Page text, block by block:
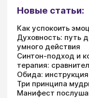
Новые статьи:
Как успокоить
Духовность: путь
умного действия
Синтон-подход и
терапия:
Обида:
Три принципа
Манифест